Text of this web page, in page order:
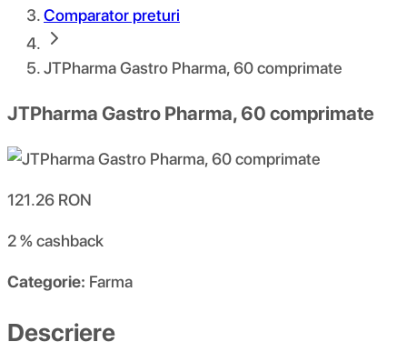
Comparator preturi
JTPharma Gastro Pharma, 60 comprimate
JTPharma Gastro Pharma, 60 comprimate
121.26 RON
2 %cashback
Categorie: Farma
Descriere